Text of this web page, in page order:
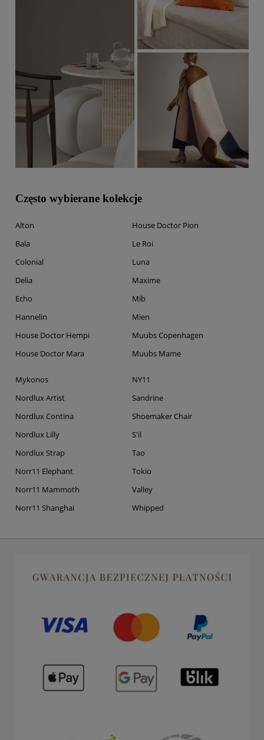
Często wybierane kolekcje
Alton
Bala
Colonial
Delia
Echo
Hannelin
House Doctor Hempi
House Doctor Mara
House Doctor Pion
Le Roi
Luna
Maxime
Mib
Mien
Muubs Copenhagen
Muubs Mame
Mykonos
Nordlux Artist
Nordlux Contina
Nordlux Lilly
Nordlux Strap
Norr11 Elephant
Norr11 Mammoth
Norr11 Shanghai
NY11
Sandrine
Shoemaker Chair
S'il
Tao
Tokio
Valley
Whipped